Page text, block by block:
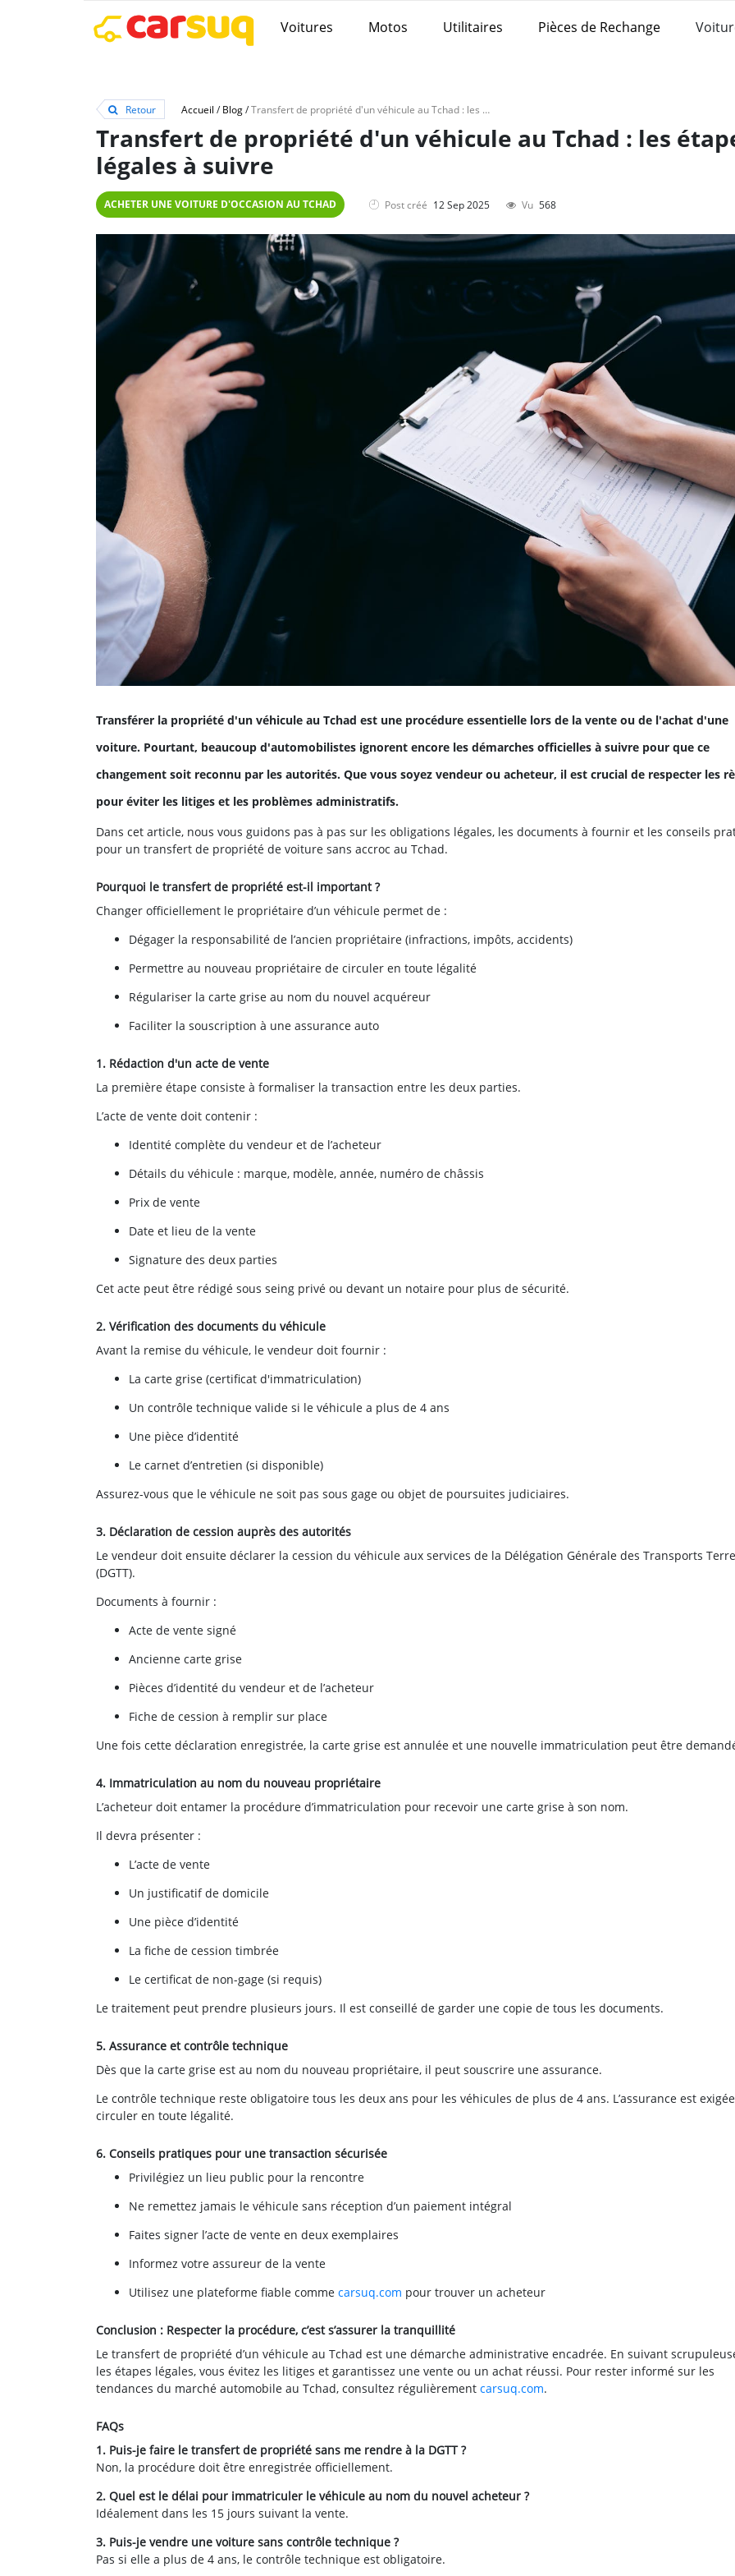
Voitures Motos Utilitaires Pièces de Rechange
Retour Accueil /Blog/ Transfert de propriété d'un véhicule au Tchad : les étapes légales à suivre
Transfert de propriété d'un véhicule au Tchad : les
légales à suivre
ACHETER UNE VOITURE D'OCCASION AU TCHAD Post créé 12 Sep 2025 Vu 568
Transférer la propriété d'un véhicule au Tchad est une procédure essentielle lors de la vente ou de l'achat d'une
voiture. Pourtant, beaucoup d'automobilistes ignorent encore les démarches officielles à suivre pour que ce
changement soit reconnu par les autorités. Que vous soyez vendeur ou acheteur, il est crucial de respecter les
pour éviter les litiges et les problèmes administratifs.
Dans cet article, nous vous guidons pas à pas sur les obligations légales, les documents à fournir et les conseils
pour un transfert de propriété de voiture sans accroc au Tchad.
Pourquoi le transfert de propriété est-il important ?
Changer officiellement le propriétaire d’un véhicule permet de :
Dégager la responsabilité de l’ancien propriétaire (infractions, impôts, accidents)
Permettre au nouveau propriétaire de circuler en toute légalité
Régulariser la carte grise au nom du nouvel acquéreur
Faciliter la souscription à une assurance auto
1. Rédaction d'un acte de vente
La première étape consiste à formaliser la transaction entre les deux parties.
L’acte de vente doit contenir :
Identité complète du vendeur et de l’acheteur
Détails du véhicule : marque, modèle, année, numéro de châssis
Prix de vente
Date et lieu de la vente
Signature des deux parties
Cet acte peut être rédigé sous seing privé ou devant un notaire pour plus de sécurité.
2. Vérification des documents du véhicule
Avant la remise du véhicule, le vendeur doit fournir :
La carte grise (certificat d'immatriculation)
Un contrôle technique valide si le véhicule a plus de 4 ans
Une pièce d’identité
Le carnet d’entretien (si disponible)
Assurez-vous que le véhicule ne soit pas sous gage ou objet de poursuites judiciaires.
3. Déclaration de cession auprès des autorités
Le vendeur doit ensuite déclarer la cession du véhicule aux services de la Délégation Générale des Transports
(DGTT).
Documents à fournir :
Acte de vente signé
Ancienne carte grise
Pièces d’identité du vendeur et de l’acheteur
Fiche de cession à remplir sur place
Une fois cette déclaration enregistrée, la carte grise est annulée et une nouvelle immatriculation peut être
4. Immatriculation au nom du nouveau propriétaire
L’acheteur doit entamer la procédure d’immatriculation pour recevoir une carte grise à son nom.
Il devra présenter :
L’acte de vente
Un justificatif de domicile
Une pièce d’identité
La fiche de cession timbrée
Le certificat de non-gage (si requis)
Le traitement peut prendre plusieurs jours. Il est conseillé de garder une copie de tous les documents.
5. Assurance et contrôle technique
Dès que la carte grise est au nom du nouveau propriétaire, il peut souscrire une assurance.
Le contrôle technique reste obligatoire tous les deux ans pour les véhicules de plus de 4 ans. L’assurance est
circuler en toute légalité.
6. Conseils pratiques pour une transaction sécurisée
Privilégiez un lieu public pour la rencontre
Ne remettez jamais le véhicule sans réception d’un paiement intégral
Faites signer l’acte de vente en deux exemplaires
Informez votre assureur de la vente
Utilisez une plateforme fiable comme carsuq.com pour trouver un acheteur
Conclusion : Respecter la procédure, c’est s’assurer la tranquillité
Le transfert de propriété d’un véhicule au Tchad est une démarche administrative encadrée. En suivant
les étapes légales, vous évitez les litiges et garantissez une vente ou un achat réussi. Pour rester informé sur les
tendances du marché automobile au Tchad, consultez régulièrement carsuq.com.
FAQs
1. Puis-je faire le transfert de propriété sans me rendre à la DGTT ?
Non, la procédure doit être enregistrée officiellement.
2. Quel est le délai pour immatriculer le véhicule au nom du nouvel acheteur ?
Idéalement dans les 15 jours suivant la vente.
3. Puis-je vendre une voiture sans contrôle technique ?
Pas si elle a plus de 4 ans, le contrôle technique est obligatoire.